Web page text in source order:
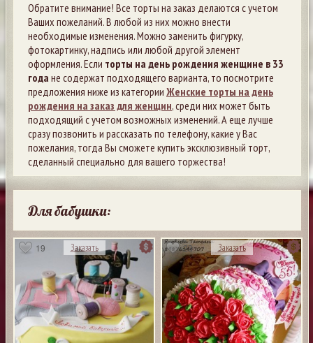
Обратите внимание! Все торты на заказ делаются с учетом
Ваших пожеланий. В любой из них можно внести
необходимые изменения. Можно заменить фигурку,
фотокартинку, надпись или любой другой элемент
оформления. Если торты на день рождения женщине в 33
года не содержат подходящего варианта, то посмотрите
предложения ниже из категории Женские торты на день
рождения на заказ для женщин, среди них может быть
подходящий с учетом возможных изменений. А еще лучше
сразу позвонить и рассказать по телефону, какие у Вас
пожелания, тогда Вы сможете купить эксклюзивный торт,
сделанный специально для вашего торжества!
Для бабушки:
19 Заказать 23 Заказать